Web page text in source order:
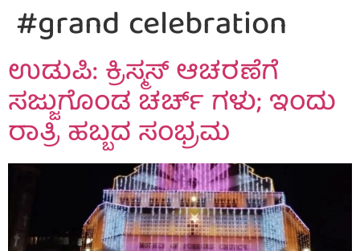
#grand celebration
ಉಡುಪಿ: ಕ್ರಿಸ್ಮಸ್ ಆಚರಣೆಗೆ
ಸಜ್ಜುಗೊಂಡ ಚರ್ಚ್ ಗಳು; ಇಂದು
ರಾತ್ರಿ ಹಬ್ಬದ ಸಂಭ್ರಮ